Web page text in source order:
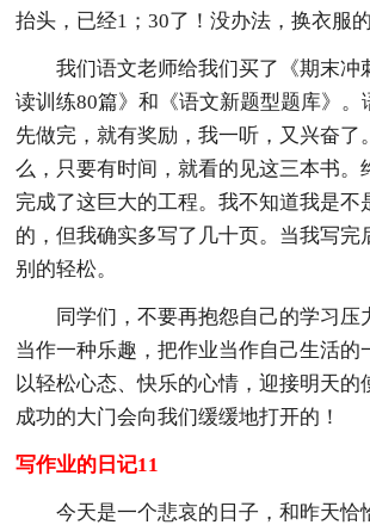
抬头，已经1；30了！没办法，换衣服
我们语文老师给我们买了《期末冲
读训练80篇》和《语文新题型题库》。
先做完，就有奖励，我一听，又兴奋了
么，只要有时间，就看的见这三本书。
完成了这巨大的工程。我不知道我是不
的，但我确实多写了几十页。当我写完
别的轻松。
同学们，不要再抱怨自己的学习压
当作一种乐趣，把作业当作自己生活的
以轻松心态、快乐的心情，迎接明天的
成功的大门会向我们缓缓地打开的！
写作业的日记11
今天是一个悲哀的日子，和昨天恰